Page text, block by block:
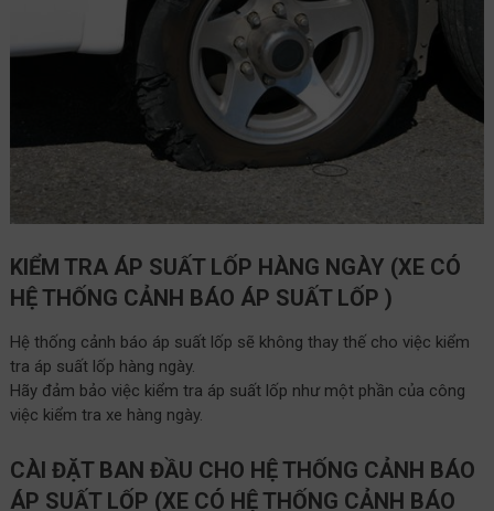
KIỂM TRA ÁP SUẤT LỐP HÀNG NGÀY (XE CÓ
HỆ THỐNG CẢNH BÁO ÁP SUẤT LỐP )
Hệ thống cảnh báo áp suất lốp sẽ không thay thế cho việc kiểm
tra áp suất lốp hàng ngày.
Hãy đảm bảo việc kiểm tra áp suất lốp như một phần của công
việc kiểm tra xe hàng ngày.
CÀI ĐẶT BAN ĐẦU CHO HỆ THỐNG CẢNH BÁO
ÁP SUẤT LỐP (XE CÓ HỆ THỐNG CẢNH BÁO